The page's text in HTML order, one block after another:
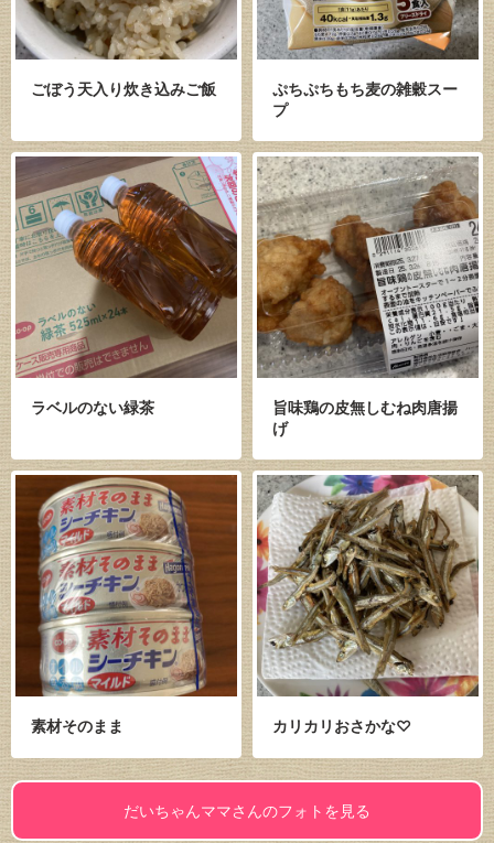
ごぼう天入り炊き込みご飯
ぷちぷちもち麦の雑穀スー
プ
ラベルのない緑茶
旨味鶏の皮無しむね肉唐揚
げ
素材そのまま カリカリおさかな♡
だいちゃんママさんのフォトを見る